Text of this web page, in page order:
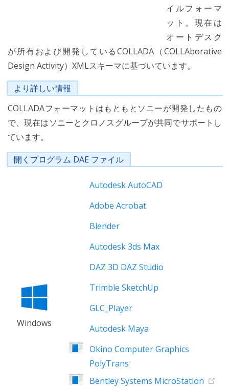
イルフォーマ
ット。現在は
オートデスク
が所有および開発しているCOLLADA（COLLAborative
Design Activity）XMLスキーマに基づいています。
より詳しい情報
COLLADAフォーマットはもともとソニーが開発したもの
で、現在はソニーとクロノスグループが共同でサポートし
ています。
開くプログラム DAE ファイル
Windows
Autodesk AutoCAD
Adobe Acrobat
Blender
Autodesk 3ds Max
DAZ 3D DAZ Studio
Trimble SketchUp
GLC_Player
Autodesk Maya
Okino Computer Graphics
PolyTrans
Bentley Systems MicroStation